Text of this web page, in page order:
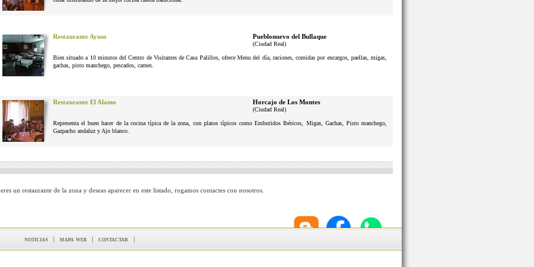
Restaurante Ayuso Pueblonuevo del Bullaque
(Ciudad Real)
Bien situado a 10 minutos del Centro de Visitantes de Casa Palillos, ofrece Menu del día, raciones, comidas por encargos, paellas, migas,
gachas, pisto manchego, pescados, carnes.
Restaurante El Alamo Horcajo de Los Montes
(Ciudad Real)
Representa el buen hacer de la cocina típica de la zona, con platos típicos como Embutidos Ibéricos, Migas, Gachas, Pisto manchego,
Gazpacho andaluz y Ajo blanco.
un restaurante de la zona y deseas aparecer en este listado, rogamos contactes con nosotros.
noticias | mapa web | contactar |